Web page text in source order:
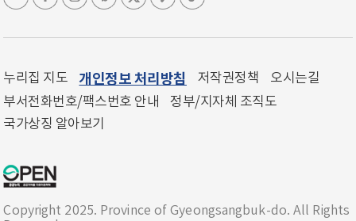
누리집 지도 개인정보 처리방침 저작권정책
오시는길
부서전화번호/팩스번호 안내
정부/지자체 조직도
국가상징 알아보기
Copyright 2025. Province of Gyeongsangbuk-do. All Rights